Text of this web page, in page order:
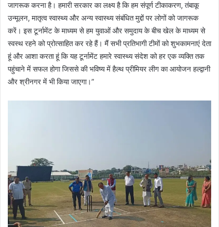
जागरूक करना है। हमारी सरकार का लक्ष्य है कि हम संपूर्ण टीकाकरण, तंबाकू
उन्मूलन, मातृत्व स्वास्थ्य और अन्य स्वास्थ्य संबंधित मुद्दों पर लोगों को जागरूक
करें। इस टूर्नामेंट के माध्यम से हम युवाओं और समुदाय के बीच खेल के माध्यम से
स्वस्थ रहने को प्रोत्साहित कर रहे हैं। मैं सभी प्रतिभागी टीमों को शुभकामनाएं देता
हूं और आशा करता हूं कि यह टूर्नामेंट हमारे स्वास्थ्य संदेश को हर एक व्यक्ति तक
पहुंचाने में सफल होगा जिससे की भविष्य में हैल्थ प्रीमियर लीग का आयोजन हल्द्वानी
और श्रीनगर में भी किया जाएगा।”